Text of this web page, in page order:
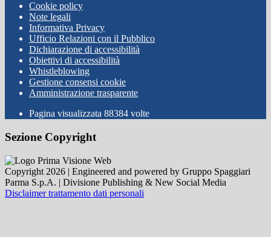
Cookie policy
Note legali
Informativa Privacy
Ufficio Relazioni con il Pubblico
Dichiarazione di accessibilità
Obiettivi di accessibilità
Whistleblowing
Gestione consensi cookie
Amministrazione trasparente
Pagina visualizzata 88384 volte
Sezione Copyright
Copyright 2026 | Engineered and powered by Gruppo Spaggiari
Parma S.p.A. | Divisione Publishing & New Social Media
Disclaimer trattamento dati personali